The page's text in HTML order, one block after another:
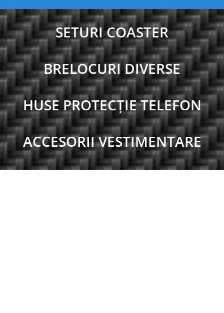
SETURI COASTER
BRELOCURI DIVERSE
HUSE PROTECȚIE TELEFON
ACCESORII VESTIMENTARE